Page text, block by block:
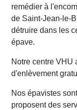
remédier à
de Saint-Jean-le-
détruire dans les
épave.
Notre centre VHU
d'enlèvement
Nos épavistes
proposent des